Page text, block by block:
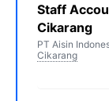
Staff
Cikarang
PT Aisin
Cikarang